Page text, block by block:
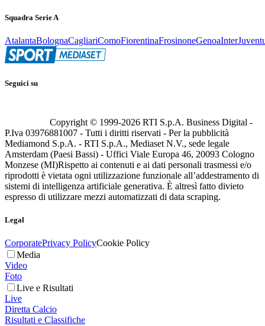
Squadra Serie A
AtalantaBolognaCagliariComoFiorentinaFrosinoneGenoaInter
Seguici su
Copyright © 1999-2026 RTI S.p.A. Business Digital -
P.Iva 03976881007 - Tutti i diritti riservati - Per la pubblicità
Mediamond S.p.A. - RTI S.p.A., Mediaset N.V., sede legale
Amsterdam (Paesi Bassi) - Uffici Viale Europa 46, 20093 Cologno
Monzese (MI)Rispetto ai contenuti e ai dati personali trasmessi e/o
riprodotti è vietata ogni utilizzazione funzionale all’addestramento di
sistemi di intelligenza artificiale generativa. È altresì fatto divieto
espresso di utilizzare mezzi automatizzati di data scraping.
Legal
CorporatePrivacy PolicyCookie Policy
Media
Video
Foto
Live e Risultati
Live
Diretta Calcio
Risultati e Classifiche